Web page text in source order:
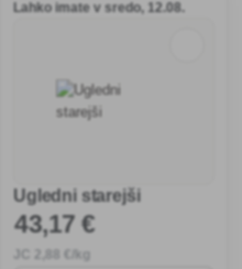
Lahko imate v sredo, 12.08.
Ugledni starejši
43,17 €
2 ,88 €/kg